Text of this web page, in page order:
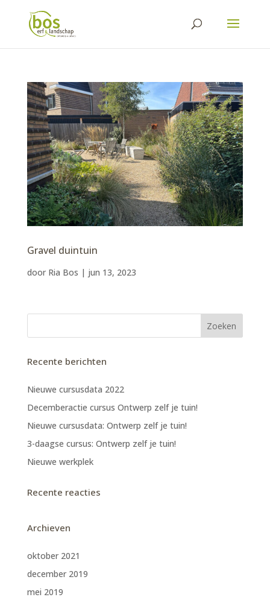
Gravel duintuin
door Ria Bos | jun 13, 2023
Recente berichten
Nieuwe cursusdata 2022
Decemberactie cursus Ontwerp zelf je tuin!
Nieuwe cursusdata: Ontwerp zelf je tuin!
3-daagse cursus: Ontwerp zelf je tuin!
Nieuwe werkplek
Recente reacties
Archieven
oktober 2021
december 2019
mei 2019